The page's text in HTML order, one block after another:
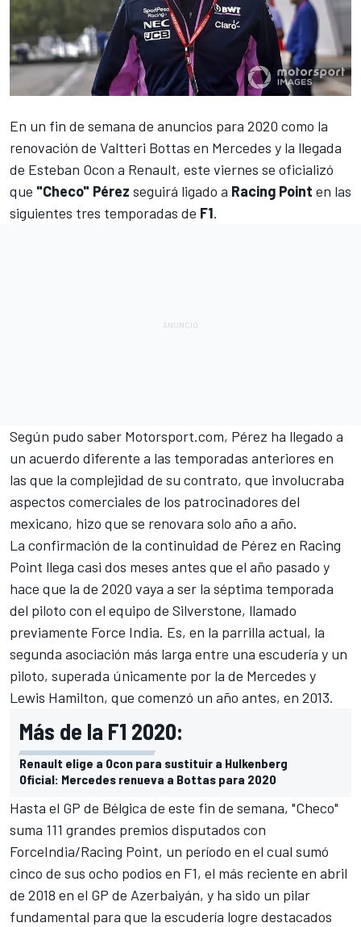
En un fin de semana de anuncios para 2020 como la
renovación de Valtteri Bottas en Mercedes y la llegada
de Esteban Ocon a Renault, este viernes se oficializó
que "Checo" Pérez seguirá ligado a Racing Point en las
siguientes tres temporadas de F1.
Según pudo saber Motorsport.com, Pérez ha llegado a
un acuerdo diferente a las temporadas anteriores en
las que la complejidad de su contrato, que involucraba
aspectos comerciales de los patrocinadores del
mexicano, hizo que se renovara solo año a año.
La confirmación de la continuidad de Pérez en Racing
Point llega casi dos meses antes que el año pasado y
hace que la de 2020 vaya a ser la séptima temporada
del piloto con el equipo de Silverstone, llamado
previamente Force India. Es, en la parrilla actual, la
segunda asociación más larga entre una escudería y un
piloto, superada únicamente por la de Mercedes y
Lewis Hamilton, que comenzó un año antes, en 2013.
Más de la F1 2020:
Renault elige a Ocon para sustituir a Hulkenberg
Oficial: Mercedes renueva a Bottas para 2020
Hasta el GP de Bélgica de este fin de semana, "Checo"
suma 111 grandes premios disputados con
ForceIndia/Racing Point, un período en el cual sumó
cinco de sus ocho podios en F1, el más reciente en abril
de 2018 en el GP de Azerbaiyán, y ha sido un pilar
fundamental para que la escudería logre destacados